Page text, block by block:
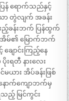
န် ရောက်သည်နှင့်
ာ တွဲလျက် အခန်း
ည့်ခန်းဘက် ပြန်ထွက်
မ်၏ မြောက်ဘက်
ျောင်းကြည့်နေ
းရတီ နားလေး
ယား အိပ်ခန်းဖြစ်
ောက်ကျောဘက်မှ
မြင်ကွင်း